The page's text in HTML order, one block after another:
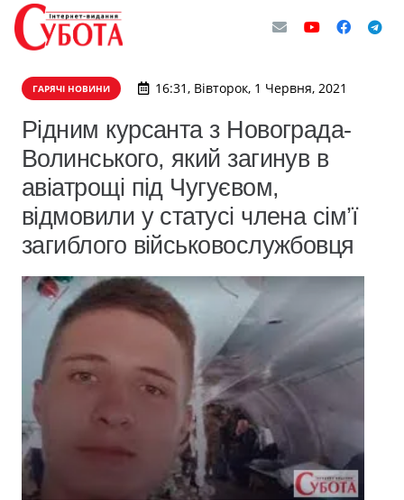
ГАРЯЧІ НОВИНИ 16:31, Вівторок, 1 Червня, 2021
Рідним курсанта з Новограда-
Волинського, який загинув в
авіатрощі під Чугуєвом,
відмовили у статусі члена сім’ї
загиблого військовослужбовця